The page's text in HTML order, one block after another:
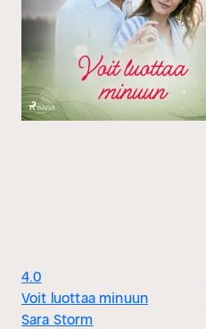
4.0
Voit luottaa minuun
Sara Storm